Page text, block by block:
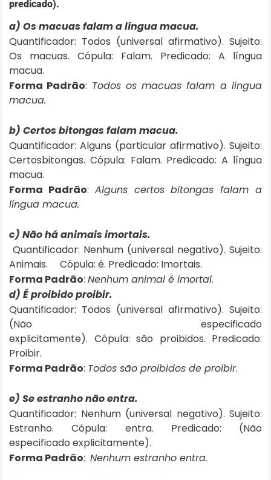
predicado).
a) Os macuas falam alínguamacua.
Quantificador: Todos (universal afirmativo). Sujeito:
Os macuas. Cópula: Falam. Predicado: A língua
macua.
Forma Padrão: Todos os macuas falam a língua
macua.
b) Certos bitongas falam macua.
Quantificador: Alguns (particular afirmativo). Sujeito:
Certosbitongas. Cópula: Falam. Predicado: A língua
macua.
Forma Padrão: Alguns certos bitongas falam a
língua macua.
c) Não há animais imortais.
Quantificador: Nenhum (universal negativo). Sujeito:
Animais. Cópula: é. Predicado: Imortais.
Forma Padrão: Nenhum animal é imortal.
d) É proibido proibir.
Quantificador: Todos (universal afirmativo). Sujeito:
(Não especificado
explicitamente). Cópula: são proibidos. Predicado:
Proibir.
Forma Padrão: Todos são proibidos de proibir.
e) Se estranho não entra.
Quantificador: Nenhum (universal negativo). Sujeito:
Estranho. Cópula: entra. Predicado: (Não
especificado explicitamente).
Forma Padrão: Nenhum estranho entra.